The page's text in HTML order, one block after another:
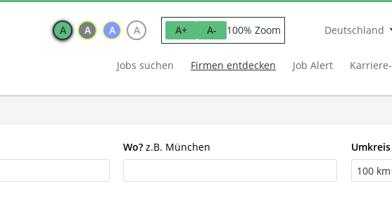
A A A A A+ A- 100% Zoom Deutschland
Jobs suchen Firmen entdecken Job Alert
Wo? z.B. München
Umkreis
100 km